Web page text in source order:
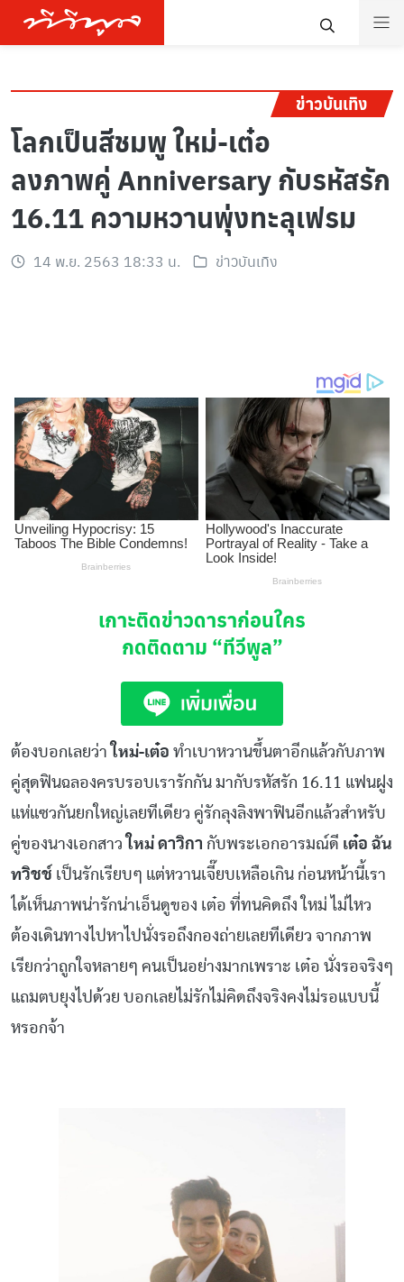
ข่าวบันเทิง
โลกเป็นสีชมพู ใหม่-เต๋อ
ลงภาพคู่ Anniversary กับรหัสรัก
16.11 ความหวานพุ่งทะลุเฟรม
14 พ.ย. 2563 18:33 น. ข่าวบันเทิง
เกาะติดข่าวดาราก่อนใคร
กดติดตาม “ทีวีพูล”
ต้องบอกเลยว่า ใหม่-เต๋อ ทำเบาหวานขึ้นตาอีกแล้วกับภาพ
คู่สุดฟินฉลองครบรอบเรารักกัน มากับรหัสรัก 16.11 แฟนฝูง
แห่แซวกันยกใหญ่เลยทีเดียว คู่รักลุงลิงพาฟินอีกแล้วสำหรับ
คู่ของนางเอกสาว ใหม่ ดาวิกา กับพระเอกอารมณ์ดี เต๋อ ฉัน
ทวิชช์ เป็นรักเรียบๆ แต่หวานเจี๊ยบเหลือเกิน ก่อนหน้านี้เรา
ได้เห็นภาพน่ารักน่าเอ็นดูของ เต๋อ ที่ทนคิดถึง ใหม่ ไม่ไหว
ต้องเดินทางไปหาไปนั่งรอถึงกองถ่ายเลยทีเดียว จากภาพ
เรียกว่าถูกใจหลายๆ คนเป็นอย่างมากเพราะ เต๋อ นั่งรอจริงๆ
แถมตบยุงไปด้วย บอกเลยไม่รักไม่คิดถึงจริงคงไม่รอแบบนี้
หรอกจ้า